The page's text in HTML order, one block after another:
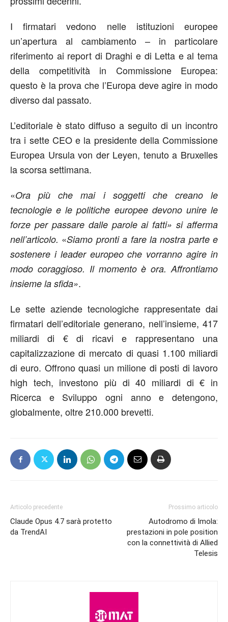
I firmatari vedono nelle istituzioni europee
un’apertura al cambiamento – in particolare
riferimento ai report di Draghi e di Letta e al tema
della competitività in Commissione Europea:
questo è la prova che l’Europa deve agire in modo
diverso dal passato.
L’editoriale è stato diffuso a seguito di un incontro
tra i sette CEO e la presidente della Commissione
Europea Ursula von der Leyen, tenuto a Bruxelles
la scorsa settimana.
«Ora più che mai i soggetti che creano le
tecnologie e le politiche europee devono unire le
forze per passare dalle parole ai fatti» si afferma
nell’articolo. «Siamo pronti a fare la nostra parte e
sostenere i leader europeo che vorranno agire in
modo coraggioso. Il momento è ora.Affrontiamo
insieme la sfida».
Le sette aziende tecnologiche rappresentate dai
firmatari dell’editoriale generano, nell’insieme, 417
miliardi di € di ricavi e rappresentano una
capitalizzazione di mercato di quasi 1.100 miliardi
di euro. Offrono quasi un milione di posti di lavoro
high tech, investono più di 40 miliardi di € in
Ricerca e Sviluppo ogni anno e detengono,
globalmente, oltre 210.000 brevetti.
Articolo precedente
Claude Opus 4.7 sarà protetto
da TrendAI
Prossimo articolo
Autodromo di Imola:
prestazioni in pole position
con la connettività di Allied
Telesis